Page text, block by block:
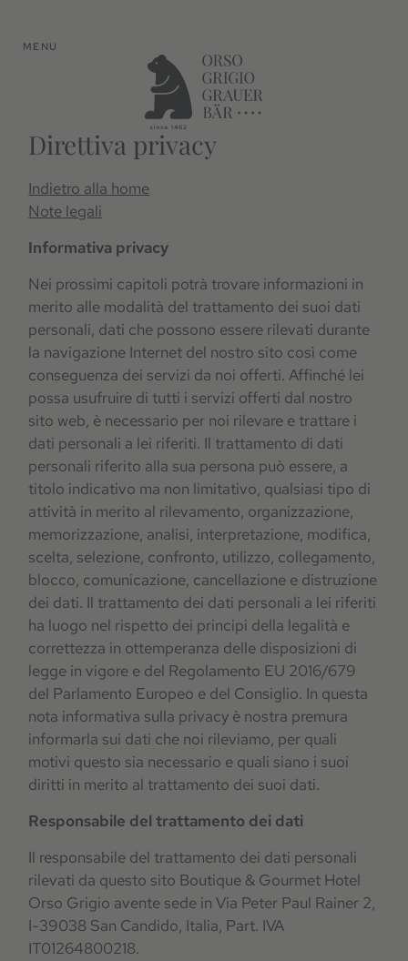
MENU
Direttiva privacy
Indietro alla home
Note legali
Informativa privacy
Nei prossimi capitoli potrà trovare informazioni in
merito alle modalità del trattamento dei suoi dati
personali, dati che possono essere rilevati durante
la navigazione Internet del nostro sito così come
conseguenza dei servizi da noi offerti. Affinché lei
possa usufruire di tutti i servizi offerti dal nostro
sito web, è necessario per noi rilevare e trattare i
dati personali a lei riferiti. Il trattamento di dati
personali riferito alla sua persona può essere, a
titolo indicativo ma non limitativo, qualsiasi tipo di
attività in merito al rilevamento, organizzazione,
memorizzazione, analisi, interpretazione, modifica,
scelta, selezione, confronto, utilizzo, collegamento,
blocco, comunicazione, cancellazione e distruzione
dei dati. Il trattamento dei dati personali a lei riferiti
ha luogo nel rispetto dei principi della legalità e
correttezza in ottemperanza delle disposizioni di
legge in vigore e del Regolamento EU 2016/679
del Parlamento Europeo e del Consiglio. In questa
nota informativa sulla privacy è nostra premura
informarla sui dati che noi rileviamo, per quali
motivi questo sia necessario e quali siano i suoi
diritti in merito al trattamento dei suoi dati.
Responsabile del trattamento dei dati
Il responsabile del trattamento dei dati personali
rilevati da questo sito Boutique & Gourmet Hotel
Orso Grigio avente sede inVia Peter Paul Rainer 2,
I-39038 San Candido, Italia, Part. IVA
IT01264800218.